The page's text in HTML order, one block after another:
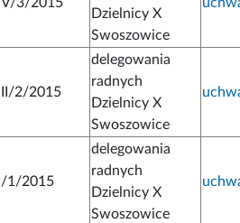
Dzielnicy X
Swoszowice
III/2/2015
delegowania
radnych
Dzielnicy X
Swoszowice
I/1/2015
delegowania
radnych
Dzielnicy X
Swoszowice